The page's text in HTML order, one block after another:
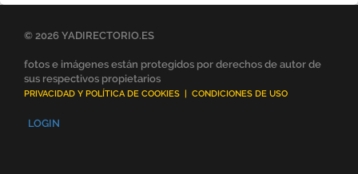
© 2026 YADIRECTORIO.ES
fotos e imágenes están protegidos por derechos de autor de
sus respectivos propietarios
PRIVACIDAD Y POLÍTICA DE COOKIES | CONDICIONES DE USO
LOGIN